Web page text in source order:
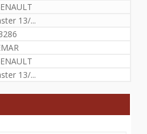
13/...
13/...